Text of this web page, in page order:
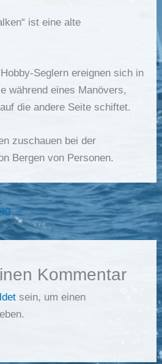
ist eine alte
Seglern ereignen sich in
während eines Manövers,
die andere Seite schiftet.
zuschauen bei der
Bergen von Personen.
→
Kommentar
sein, um einen